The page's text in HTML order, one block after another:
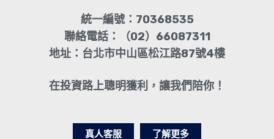
統一編號：70368535
聯絡電話：（02）66087311
地址：台北市中山區松江路87號4樓
在投資路上聰明獲利，讓我們陪你！
真人客服 了解更多